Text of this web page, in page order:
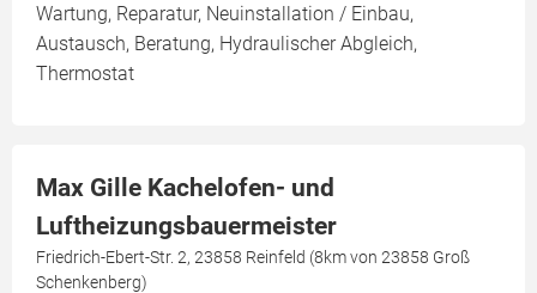
Wartung, Reparatur, Neuinstallation / Einbau,
Austausch, Beratung, Hydraulischer Abgleich,
Thermostat
Max Gille Kachelofen- und
Luftheizungsbauermeister
Friedrich-Ebert-Str. 2, 23858 Reinfeld (8km von 23858 Groß
Schenkenberg)